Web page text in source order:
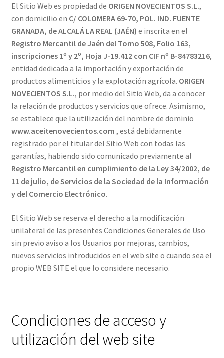
El Sitio Web es propiedad de ORIGEN NOVECIENTOS S.L.,
con domicilio en C/ COLOMERA 69-70, POL. IND. FUENTE
GRANADA, de ALCALÁ LA REAL (JAÉN) e inscrita en el
Registro Mercantil de Jaén del Tomo 508, Folio 163,
inscripciones 1º y 2º, Hoja J-19.412 con CIF nº B-84783216,
entidad dedicada a la importación y exportación de
productos alimenticios y la explotación agrícola. ORIGEN
NOVECIENTOS S.L., por medio del Sitio Web, da a conocer
la relación de productos y servicios que ofrece. Asimismo,
se establece que la utilización del nombre de dominio
www.aceitenovecientos.com , está debidamente
registrado por el titular del Sitio Web con todas las
garantías, habiendo sido comunicado previamente al
Registro Mercantil en cumplimiento de la Ley 34/2002, de
11 de julio, de Servicios de la Sociedad de la Información
y del Comercio Electrónico.
El Sitio Web se reserva el derecho a la modificación
unilateral de las presentes Condiciones Generales de Uso
sin previo aviso a los Usuarios por mejoras, cambios,
nuevos servicios introducidos en el web site o cuando sea el
propio WEB SITE el que lo considere necesario.
Condiciones de acceso y
utilización del web site